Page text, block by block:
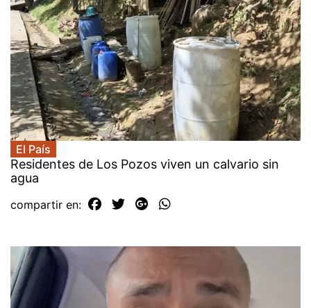
El País
Residentes de Los Pozos viven un calvario sin
agua
compartir en: